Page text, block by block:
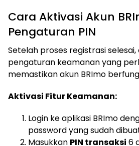
Cara Aktivasi Akun
Pengaturan PIN
Setelah proses registrasi
pengaturan keamanan yang
memastikan akun BRImo
Aktivasi Fitur Keamanan:
Login ke aplikasi BRImo
password yang sudah
Masukkan PIN transaksi 6